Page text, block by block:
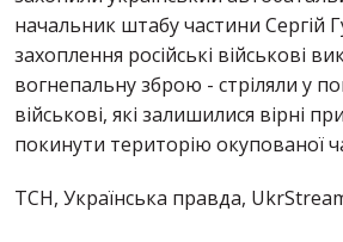
начальник штабу частини Сергій
захоплення російські військові
вогнепальну зброю - стріляли у
військові, які залишилися вірні
покинути територію окупованої
ТСН, Українська правда,